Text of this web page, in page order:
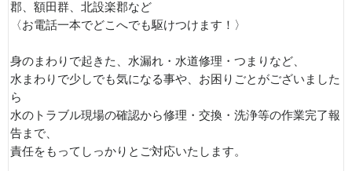
郡、額田群、北設楽郡など
〈お電話一本でどこへでも駆けつけます！〉
身のまわりで起きた、水漏れ・水道修理・つまりなど、
水まわりで少しでも気になる事や、お困りごとがございました
ら
水のトラブル現場の確認から修理・交換・洗浄等の作業完了報
告まで、
責任をもってしっかりとご対応いたします。